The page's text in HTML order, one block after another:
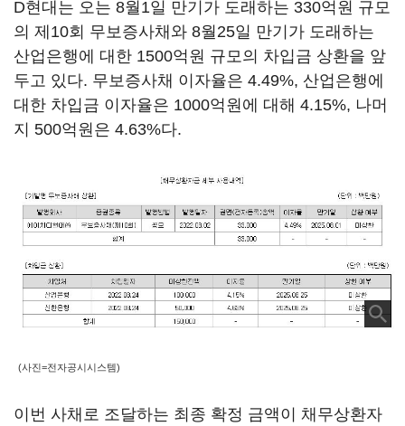
D현대는 오는 8월1일 만기가 도래하는 330억원 규모
의 제10회 무보증사채와 8월25일 만기가 도래하는
산업은행에 대한 1500억원 규모의 차입금 상환을 앞
두고 있다. 무보증사채 이자율은 4.49%, 산업은행에
대한 차입금 이자율은 1000억원에 대해 4.15%, 나머
지 500억원은 4.63%다.
(사진=전자공시시스템)
이번 사채로 조달하는 최종 확정 금액이 채무상환자